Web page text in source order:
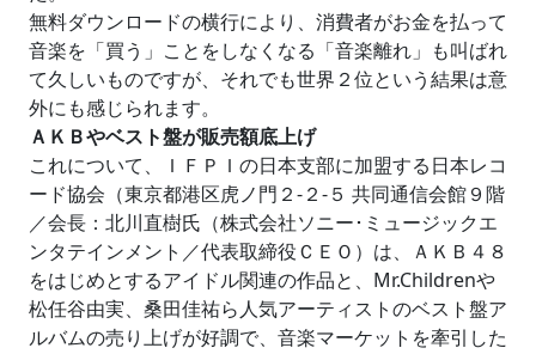
無料ダウンロードの横行により、消費者がお金を払って
音楽を「買う」ことをしなくなる「音楽離れ」も叫ばれ
て久しいものですが、それでも世界２位という結果は意
外にも感じられます。
ＡＫＢやベスト盤が販売額底上げ
これについて、ＩＦＰＩの日本支部に加盟する日本レコ
ード協会（東京都港区虎ノ門２‐２‐５ 共同通信会館９階
／会長：北川直樹氏（株式会社ソニー･ミュージックエ
ンタテインメント／代表取締役ＣＥＯ）は、ＡＫＢ４８
をはじめとするアイドル関連の作品と、Mr.Childrenや
松任谷由実、桑田佳祐ら人気アーティストのベスト盤ア
ルバムの売り上げが好調で、音楽マーケットを牽引した